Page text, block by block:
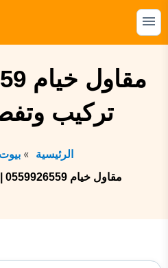
التجاوز
إلى القائمة
المظلات
الهناجر
الشبوك
تركيب
الرئيسية
مقاول خيام 0559926559 | تركيب وتفصيل خيام